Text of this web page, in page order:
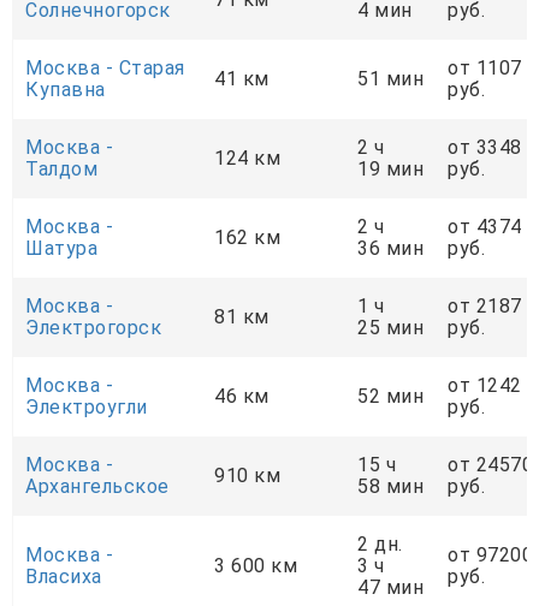
Солнечногорск 4 мин руб.
Москва - Старая
Купавна
41 км 51 мин
от 1107
руб.
Москва -
Талдом
124 км
2 ч
19 мин
от 3348
руб.
Москва -
Шатура
162 км
2 ч
36 мин
от 4374
руб.
Москва -
Электрогорск
81 км
1 ч
25 мин
от 2187
руб.
Москва -
Электроугли
46 км 52 мин
от 1242
руб.
Москва -
Архангельское
910 км
15 ч
58 мин
от 24570
руб.
Москва -
Власиха
3 600 км
2 дн.
3 ч
47 мин
от 97200
руб.